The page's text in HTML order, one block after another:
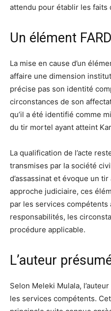
attendu pour établir les faits
Un élément
La mise en cause d’un
affaire une dimension
précise pas son identité
circonstances de son
qu’il a été identifié comme
du tir mortel ayant atteint
La qualification de l’acte
transmises par la société
d’assassinat et évoque un
approche judiciaire, ces
par les services
responsabilités, les
procédure applicable.
L’auteur
Selon Meleki Mulala,
les services compétents.